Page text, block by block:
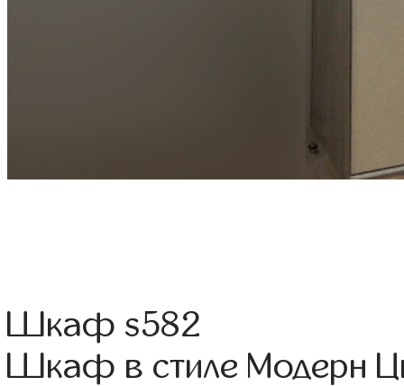
Шкаф s582
Шкаф в стиле Модерн